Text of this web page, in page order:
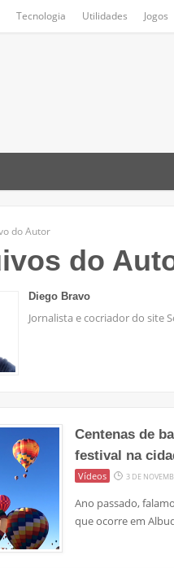
Tecnologia Utilidades Jogos
do Autor
do
Diego Bravo
Jornalista e cocriador do site
Centenas de
festival na
Vídeos 3 DE
Ano passado,
que ocorre em